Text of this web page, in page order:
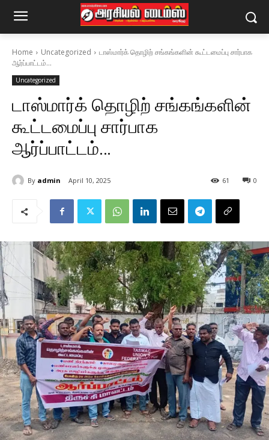
Home Uncategorized
டாஸ்மார்க் தொழிற் சங்கங்களின் கூட்டமைப்பு சார்பாக
ஆர்ப்பாட்டம்...
Uncategorized
டாஸ்மார்க் தொழிற் சங்கங்களின்
கூட்டமைப்பு சார்பாக
ஆர்ப்பாட்டம்…
By admin April 10, 2025 0
61